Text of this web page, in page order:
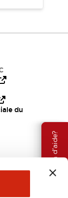
Besoin d'aide?
du